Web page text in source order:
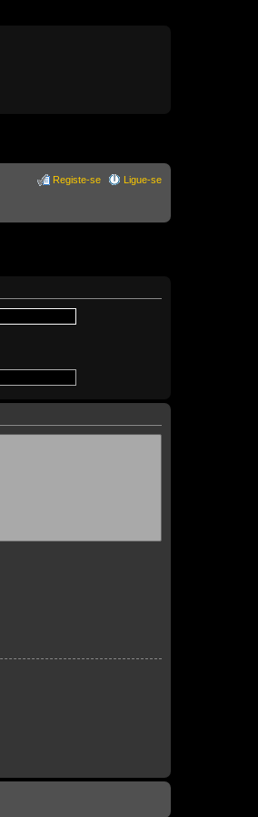
Ligue-se
Registe-se